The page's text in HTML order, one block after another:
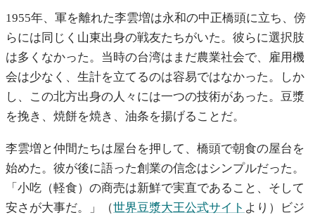
1955年、軍を離れた李雲増は永和の中正橋頭に立ち、傍
らには同じく山東出身の戦友たちがいた。彼らに選択肢
は多くなかった。当時の台湾はまだ農業社会で、雇用機
会は少なく、生計を立てるのは容易ではなかった。しか
し、この北方出身の人々には一つの技術があった。豆漿
を挽き、焼餅を焼き、油条を揚げることだ。
李雲増と仲間たちは屋台を押して、橋頭で朝食の屋台を
始めた。彼が後に語った創業の信念はシンプルだった。
「小吃（軽食）の商売は新鮮で実直であること、そして
安さが大事だ。」（世界豆漿大王公式サイト より）ビジ